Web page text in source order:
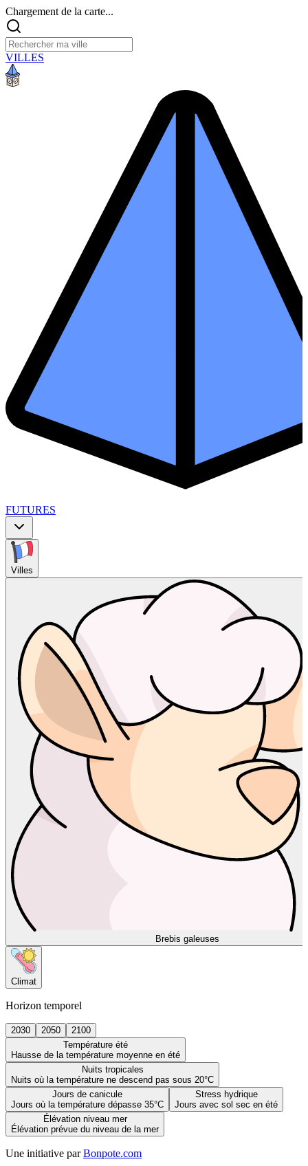
Chargement de la carte...
VILLES
FUTURES
Villes
Brebis galeuses
Climat
Horizon temporel
2030 2050
2100
Température été
Hausse de la température moyenne en été
Nuits tropicales
Nuits où la température ne descend pas sous 20°C
Jours de canicule
Jours où la température dépasse 35°C
Stress hydrique
Jours avec sol sec en été
Élévation niveau mer
Élévation prévue du niveau de la mer
Une initiative par Bonpote.com